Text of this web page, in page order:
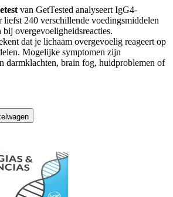
van GetTested analyseert IgG4-
liefst 240 verschillende voedingsmiddelen
overgevoeligheidsreacties.
dat je lichaam overgevoelig reageert op
Mogelijke symptomen zijn
darmklachten, brain fog, huidproblemen of